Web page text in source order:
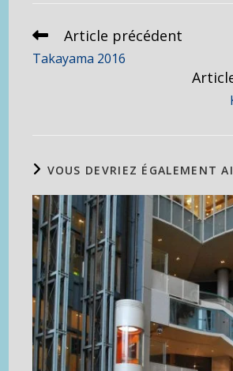
Read
articles
Article précédent
Takayama 2016
VOUS DEVRIEZ ÉGALEMENT